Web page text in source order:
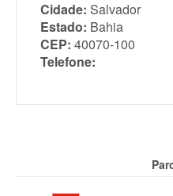
Cidade: Salvador
Estado: Bahia
CEP: 40070-100
Telefone: